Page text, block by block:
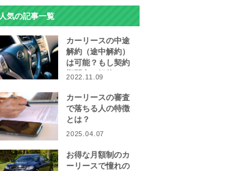
人気の記事一覧
カーリースの中途
解約（途中解約）
は可能？もし契約
期間中に解約をし
なったら…
2022.11.09
カーリースの審査
で落ちる人の特徴
とは？
2025.04.07
お得な月額制のカ
ーリースで憧れの